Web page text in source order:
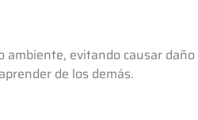
evitando causar
de los demás.